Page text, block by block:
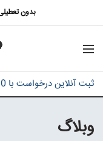
بدون تعطیلی هر
ثبت آنلاین درخواست با 100 هزار تومان تخفیف
وبلاگ